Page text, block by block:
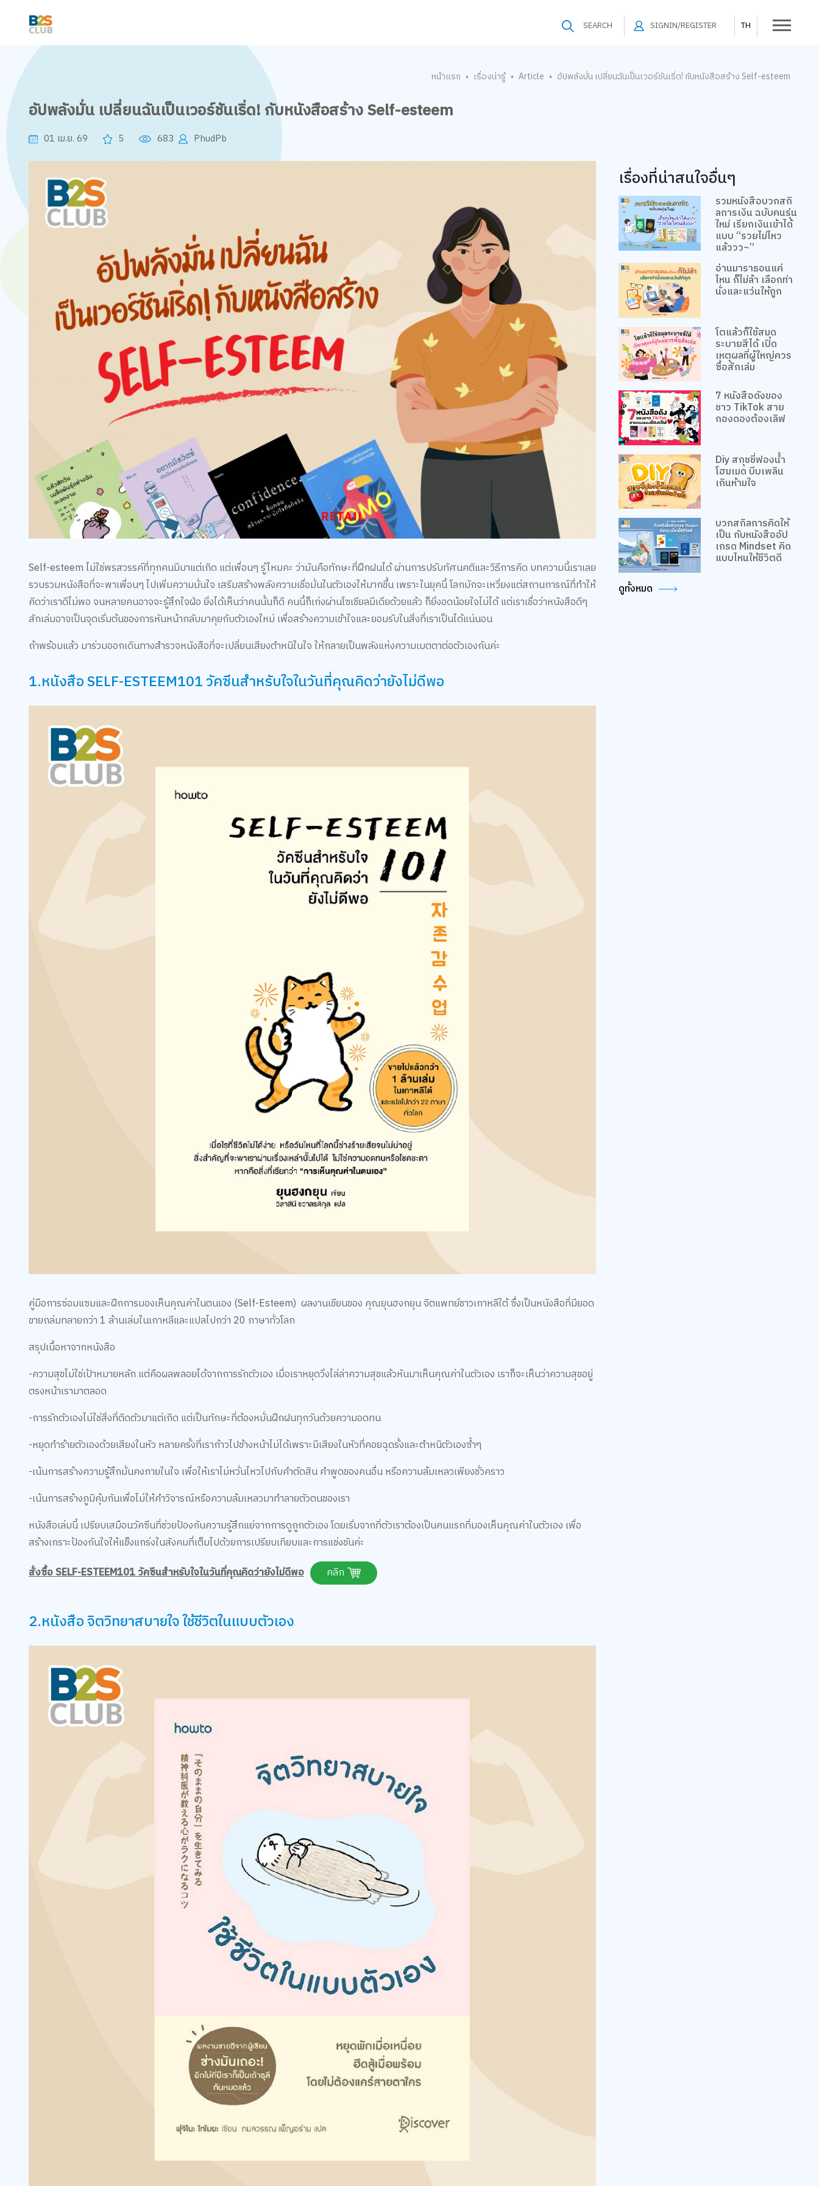
SEARCH SIGNIN/REGISTER TH
หน้าแรก • เรื่องน่ารู้ • Article • อัปพลังมั่น เปลี่ยนฉันเป็นเวอร์ชันเริ่ด! กับหนังสือสร้าง Self-esteem
อัปพลังมั่น เปลี่ยนฉันเป็นเวอร์ชันเริ่ด! กับหนังสือสร้าง Self-esteem
01 เม.ย. 69 5 683 PhudPb
Self-esteem ไม่ใช่พรสวรรค์ที่ทุกคนมีมาแต่เกิด แต่เพื่อนๆ รู้ไหมคะ ว่ามันคือทักษะที่ฝึกฝนได้ ผ่านการปรับทัศนคติและวิธีการคิด บทความนี้เราเลย
รวบรวมหนังสือที่จะพาเพื่อนๆ ไปเพิ่มความมั่นใจ เสริมสร้างพลังความเชื่อมั่นในตัวเองให้มากขึ้น เพราะในยุคนี้ โลกมักจะเหวี่ยงแต่สถานการณ์ที่ทำให้
คิดว่าเราดีไม่พอ จนหลายคนอาจจะรู้สึกใจฝ่อ ยิ่งได้เห็นว่าคนนั้นก็ดี คนนี้ก็เก่งผ่านโซเชียลมีเดียด้วยแล้ว ก็ยิ่งอดน้อยใจไม่ได้ แต่เราเชื่อว่าหนังสือดีๆ
สักเล่มอาจเป็นจุดเริ่มต้นของการหันหน้ากลับมาคุยกับตัวเองใหม่ เพื่อสร้างความเข้าใจและยอมรับในสิ่งที่เราเป็นได้แน่นอน
ถ้าพร้อมแล้ว มาร่วมออกเดินทางสำรวจหนังสือที่จะเปลี่ยนเสียงตำหนิในใจ ให้กลายเป็นพลังแห่งความเมตตาต่อตัวเองกันค่ะ
1.หนังสือ SELF-ESTEEM101 วัคซีนสำหรับใจในวันที่คุณคิดว่ายังไม่ดีพอ
คู่มือการซ่อมแซมและฝึกการมองเห็นคุณค่าในตนเอง (Self-Esteem) ผลงานเขียนของ คุณยุนฮงกยุน จิตแพทย์ชาวเกาหลีใต้ ซึ่งเป็นหนังสือที่มียอด
ขายถล่มทลายกว่า 1 ล้านเล่มในเกาหลีและแปลไปกว่า 20 ภาษาทั่วโลก
สรุปเนื้อหาจากหนังสือ
-ความสุขไม่ใช่เป้าหมายหลัก แต่คือผลพลอยได้จากการรักตัวเอง เมื่อเราหยุดวิ่งไล่ล่าความสุขแล้วหันมาเห็นคุณค่าในตัวเอง เราก็จะเห็นว่าความสุขอยู่
ตรงหน้าเรามาตลอด
-การรักตัวเองไม่ใช่สิ่งที่ติดตัวมาแต่เกิด แต่เป็นทักษะที่ต้องหมั่นฝึกฝนทุกวันด้วยความอดทน
-หยุดทำร้ายตัวเองด้วยเสียงในหัว หลายครั้งที่เราก้าวไปข้างหน้าไม่ได้เพราะมีเสียงในหัวที่คอยฉุดรั้งและตำหนิตัวเองซ้ำๆ
-เน้นการสร้างความรู้สึกมั่นคงภายในใจ เพื่อให้เราไม่หวั่นไหวไปกับคำตัดสิน คำพูดของคนอื่น หรือความล้มเหลวเพียงชั่วคราว
-เน้นการสร้างภูมิคุ้มกันเพื่อไม่ให้คำวิจารณ์หรือความล้มเหลวมาทำลายตัวตนของเรา
หนังสือเล่มนี้ เปรียบเสมือนวัคซีนที่ช่วยป้องกันความรู้สึกแย่จากการดูถูกตัวเอง โดยเริ่มจากที่ตัวเราต้องเป็นคนแรกที่มองเห็นคุณค่าในตัวเอง เพื่อ
สร้างเกราะป้องกันใจให้แข็งแกร่งในสังคมที่เต็มไปด้วยการเปรียบเทียบและการแข่งขันค่ะ
สั่งซื้อ SELF-ESTEEM101 วัคซีนสำหรับใจในวันที่คุณคิดว่ายังไม่ดีพอ
คลิก
2.หนังสือ จิตวิทยาสบายใจ ใช้ชีวิตในแบบตัวเอง
เรื่องที่น่าสนใจอื่นๆ
รวมหนังสือบวกสกิ
ลการเงิน ฉบับคนรุ่น
ใหม่ เรียกเงินเข้าได้
แบบ “รวยไม่ไหว
แล้ววว~”
อ่านมาราธอนแค่
ไหน ก็ไม่ล้า เลือกท่า
นั่งและแว่นให้ถูก
โตแล้วก็ใช้สมุด
ระบายสีได้ เปิด
เหตุผลที่ผู้ใหญ่ควร
ซื้อสักเล่ม
7 หนังสือดังของ
ชาว TikTok สาย
กองดองต้องเลิฟ
Diy สกุชชี่ฟองน้ำ
โฮมเมด บีบเพลิน
เกินห้ามใจ
บวกสกิลการคิดให้
เป็น กับหนังสืออัป
เกรด Mindset คิด
แบบไหนให้ชีวิตดี
ดูทั้งหมด